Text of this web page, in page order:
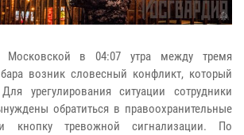
в 04:07 утра между тремя
возник словесный конфликт, который
урегулирования ситуации сотрудники
обратиться в правоохранительные
кнопку тревожной сигнализации. По